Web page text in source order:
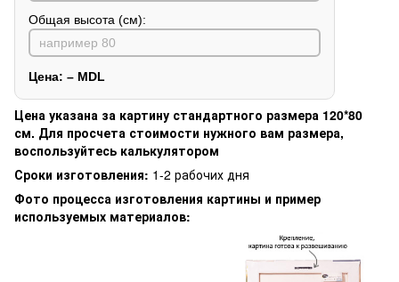
Общая высота (см):
Цена: – MDL
Цена указана за картину стандартного размера 120*80
см. Для просчета стоимости нужного вам размера,
воспользуйтесь калькулятором
Сроки изготовления: 1-2 рабочих дня
Фото процесса изготовления картины и пример
используемых материалов: